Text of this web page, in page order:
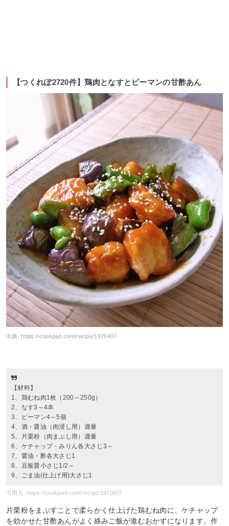
【つくれぽ2720件】鶏肉となすとピーマンの甘酢あん
出典:https://cookpad.com/recipe/1970407
【材料】
1、鶏むね肉1枚（200～250g）
2、なす3～4本
3、ピーマン4～5個
4、酒・醤油（肉浸し用）適量
5、片栗粉（肉まぶし用）適量
6、ケチャップ・みりん各大さじ3～
7、醤油・酢各大さじ1
8、豆板醤小さじ1/2～
9、ごま油(仕上げ用)大さじ1
引用元: https://cookpad.com/recipe/1970407
片栗粉をまぶすことで柔らかく仕上げた鶏むね肉に、ケチャップ
を効かせた甘酢あんがよく絡みご飯が進むおかずになります。作